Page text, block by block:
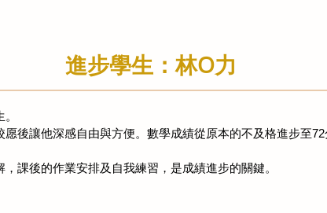
進步學生：林O力
後讓他深感自由與方便。 數學成績從原本的不及格進步至
課後的作業安排及自我練習，是成績進步的關鍵。